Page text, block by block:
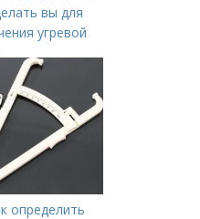
вы для
угревой
(акне)
определить